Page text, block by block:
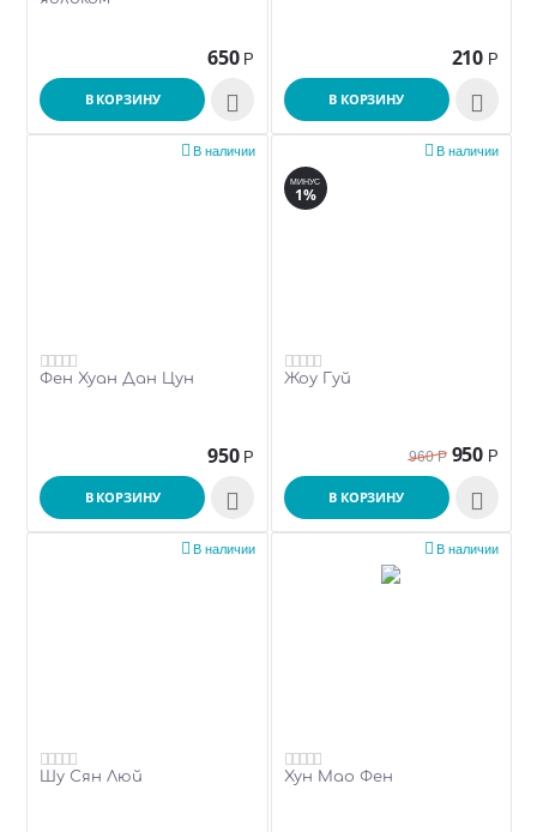
650 Р
В КОРЗИНУ 
210 Р
В КОРЗИНУ 
В наличии

Фен Хуан Дан Цун
950 Р
В КОРЗИНУ 
В наличии

МИНУС
1%
Жоу Гуй
960 Р 950 Р
В КОРЗИНУ 
В наличии

Шу Сян Люй
В наличии

Хун Мао Фен